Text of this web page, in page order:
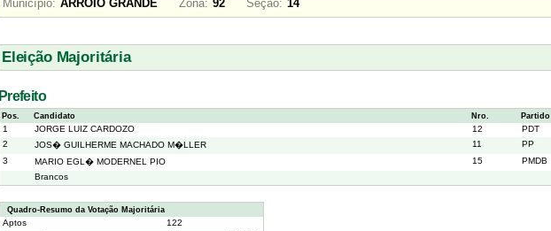
Município: ARROIO GRANDE Zona: 92 Seção: 14
Eleição Majoritária
Prefeito
Pos. Candidato Nro. Partido
1 JORGE LUIZ CARDOZO 12 PDT
2
JOS� GUILHERME MACHADO M�LLER 11 PP
3
MARIO EGL� MODERNEL PIO 15 PMDB
Brancos
Quadro-Resumo da Votação Majoritária
Aptos
122